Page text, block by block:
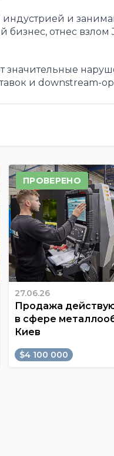
индустрией и
отнес
значительные
и downstream-
ПРОВЕРЕНО
27.06.26
Продажа
в сфере
Киев
$4 100 000